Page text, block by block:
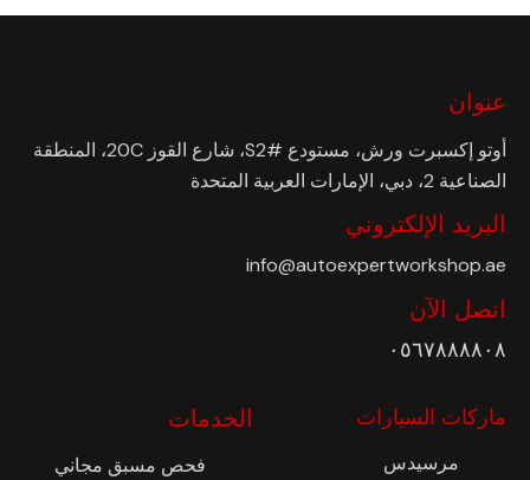
عنوان
أوتو إكسبرت ورش، مستودع #S2، شارع القوز 20C، المنطقة
الصناعية 2، دبي، الإمارات العربية المتحدة
البريد الإلكتروني
info@autoexpertworkshop.ae
اتصل الآن
٠٥٦٧٨٨٨٨٠٨
ماركات السيارات
مرسيدس
الخدمات
فحص مسبق مجاني